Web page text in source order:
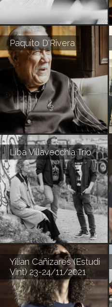
Paquito D'Rivera
Liba Villavecchia Trio
Yilian Cañizares (Estudi
Vint) 23-24/11/2021